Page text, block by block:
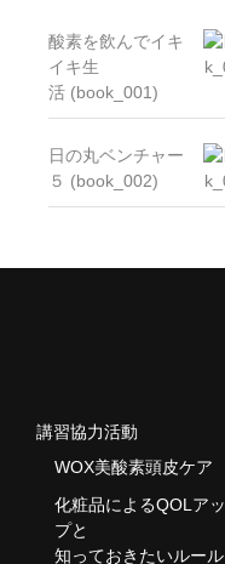
酸素を飲んでイキ
イキ生
活 (book_001)
日の丸ベンチャー
５ (book_002)
講習協力活動
WOX美酸素頭皮ケア
化粧品によるQOLアッ
プと
知っておきたいルール